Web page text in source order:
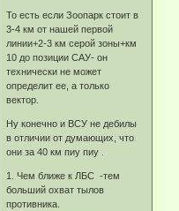
То есть если Зоопарк стоит в
3-4 км от нашей первой
линии+2-3 км серой зоны+км
10 до позиции САУ- он
технически не может
определит ее, а только
вектор.
Ну конечно и ВСУ не дебилы
в отличии от думающих, что
они за 40 км пиу пиу .
1. Чем ближе к ЛБС -тем
больший охват тылов
противника.